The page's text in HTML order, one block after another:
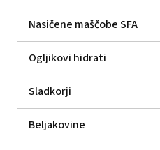
Nasičene maščobe SFA
Ogljikovi hidrati
Sladkorji
Beljakovine